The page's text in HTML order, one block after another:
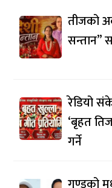
तीजको
सन्तान”
रेडियो
‘बृहत
गर्ने